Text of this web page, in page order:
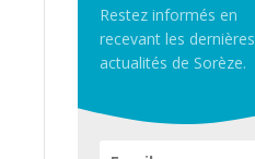
Restez informés en
recevant les dernières
actualités de Sorèze.